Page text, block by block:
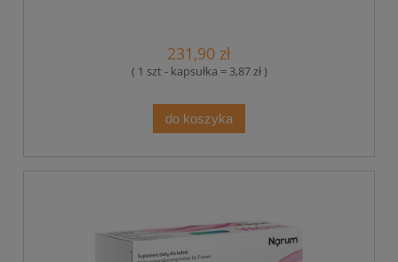
231,90 zł
( 1 szt - kapsułka = 3,87 zł )
do koszyka